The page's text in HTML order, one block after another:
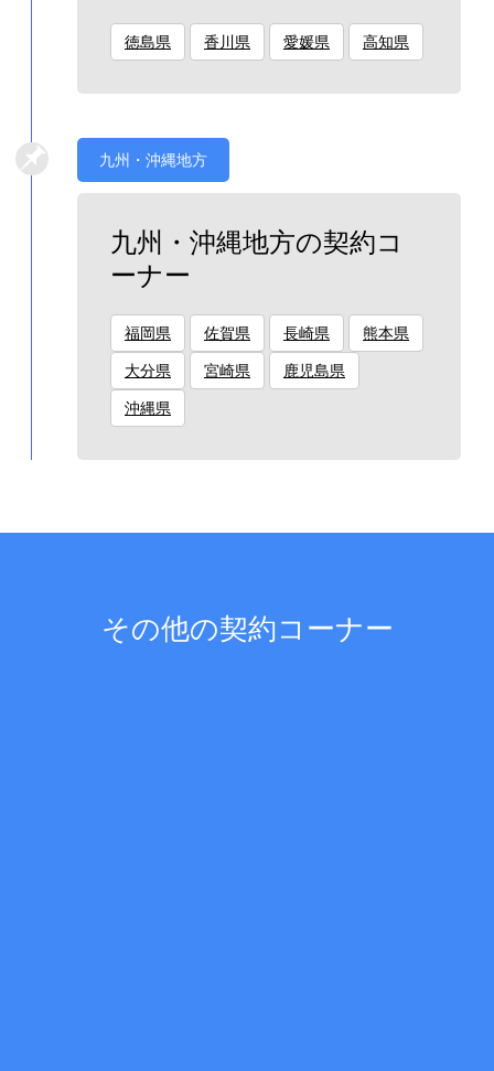
徳島県 香川県 愛媛県 高知県
九州・沖縄地方
九州・沖縄地方の契約コ
ーナー
福岡県 佐賀県 長崎県 熊本県
大分県 宮崎県 鹿児島県
沖縄県
その他の契約コーナー